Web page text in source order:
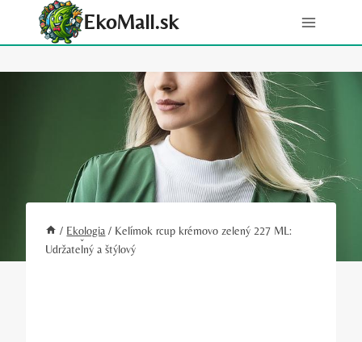
EkoMall.sk
/ Ekologia / Kelímok rcup krémovo zelený 227 ML:
Udržateľný a štýlový